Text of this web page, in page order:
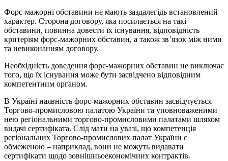
Форс-мажорні обставини не мають заздалегідь встановлений
характер. Сторона договору, яка посилається на такі
обставини, повинна довести їх існування, відповідність
критеріям форс-мажорних обставин, а також зв’язок між ними
та невиконанням договору.
Необхідність доведення форс-мажорних обставин не виключає
того, що їх існування може бути засвідчено відповідним
компетентним органом.
В Україні наявність форс-мажорних обставин засвідчується
Торгово-промисловою палатою України та уповноваженими
нею регіональними торгово-промисловими палатами шляхом
видачі сертифіката. Слід мати на увазі, що компетенція
регіональних Торгово-промислових палат України є
обмеженою – наприклад, вони не можуть видавати
сертифікати щодо зовнішньоекономічних контрактів.